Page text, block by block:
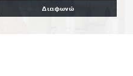
Διαφωνώ